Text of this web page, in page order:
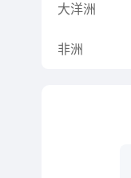
大洋洲
非洲